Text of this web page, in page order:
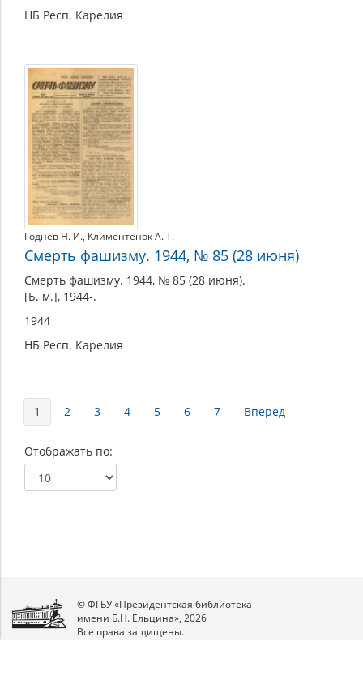
НБ Респ. Карелия
Годнев Н. И., Климентенок А. Т.
Смерть фашизму. 1944, № 85 (28 июня)
Смерть фашизму. 1944, № 85 (28 июня).
[Б. м.], 1944-.
1944
НБ Респ. Карелия
Страницы
1 2 3 4 5 6 7 Вперед
Отображать по
© ФГБУ «Президентская библиотека
имени Б.Н. Ельцина», 2026
Все права защищены.